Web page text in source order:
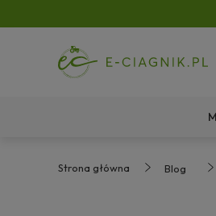
Strona główna Blog